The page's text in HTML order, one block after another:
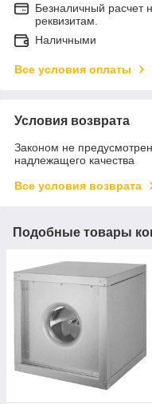
Безналичный расчет
реквизитам.
Наличными
Все условия оплаты
Условия возврата
Законом не
надлежащего качества
Все условия возврата
Подобные товары